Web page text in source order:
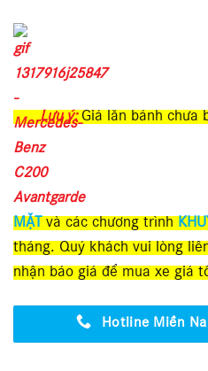
Lưu ý: Giá lăn bánh chưa
MẶT và các chương trình
tháng. Quý khách vui lòng
nhận báo giá để mua xe giá
Hotline Miền